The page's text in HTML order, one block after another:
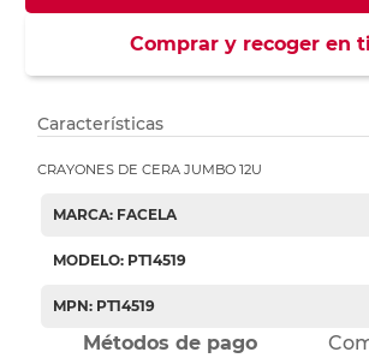
Comprar y recoger en
Características
CRAYONES DE CERA JUMBO 12U
MARCA: FACELA
MODELO: PT14519
MPN: PT14519
Métodos de pago